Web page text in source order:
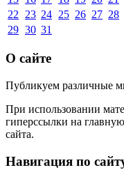
22
23 24 25 26 27 28
29 30 31
О сайте
Публикуем различные
При использовании
гиперссылки на
сайта.
Навигация по